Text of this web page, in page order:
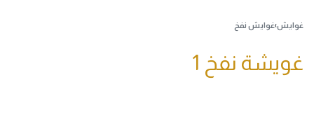
غوايش›غوايش نفخ
غويشة نفخ 1